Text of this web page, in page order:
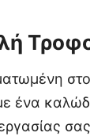
ένα